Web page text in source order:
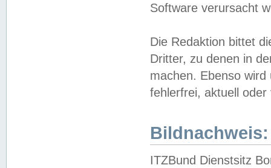
Software verursacht
Die Redaktion bittet
Dritter, zu denen in
machen. Ebenso
fehlerfrei, aktuell oder
Bildnachweis:
ITZBund Dienstsitz